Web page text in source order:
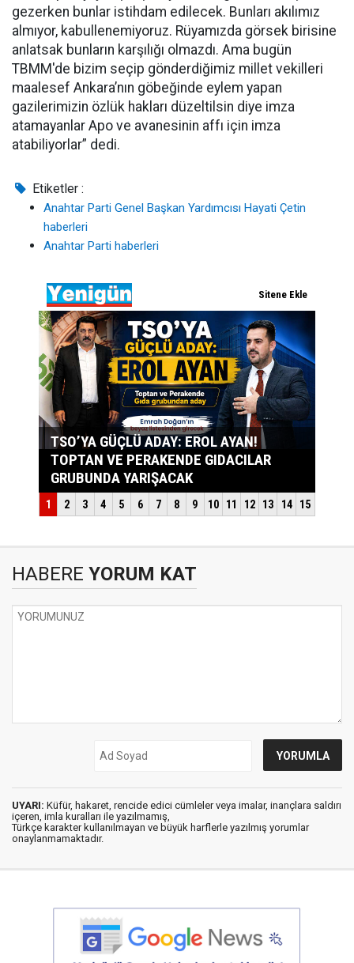
gezerken bunlar istihdam edilecek. Bunları akılımız
almıyor, kabullenemiyoruz. Rüyamızda görsek birisine
anlatsak bunların karşılığı olmazdı. Ama bugün
TBMM'de bizim seçip gönderdiğimiz millet vekilleri
maalesef Ankara’nın göbeğinde eylem yapan
gazilerimizin özlük hakları düzeltilsin diye imza
atamayanlar Apo ve avanesinin affı için imza
atabiliyorlar” dedi.
Etiketler :
Anahtar Parti Genel Başkan Yardımcısı Hayati Çetin
haberleri
Anahtar Parti haberleri
HABERE YORUM KAT
UYARI: Küfür, hakaret, rencide edici cümleler veya imalar, inançlara saldırı
içeren, imla kuralları ile yazılmamış,
Türkçe karakter kullanılmayan ve büyük harflerle yazılmış yorumlar
onaylanmamaktadır.